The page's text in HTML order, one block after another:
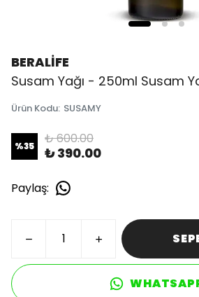
BERALİFE
Susam Yağı - 250ml Susam
Ürün Kodu: SUSAMY
%35 ₺ 600.00
₺ 390.00
Paylaş: